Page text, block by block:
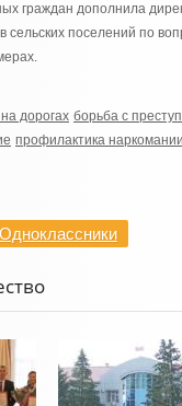
граждан дополнила
поселений по
дорогах борьба с
профилактика наркомании
Одноклассники